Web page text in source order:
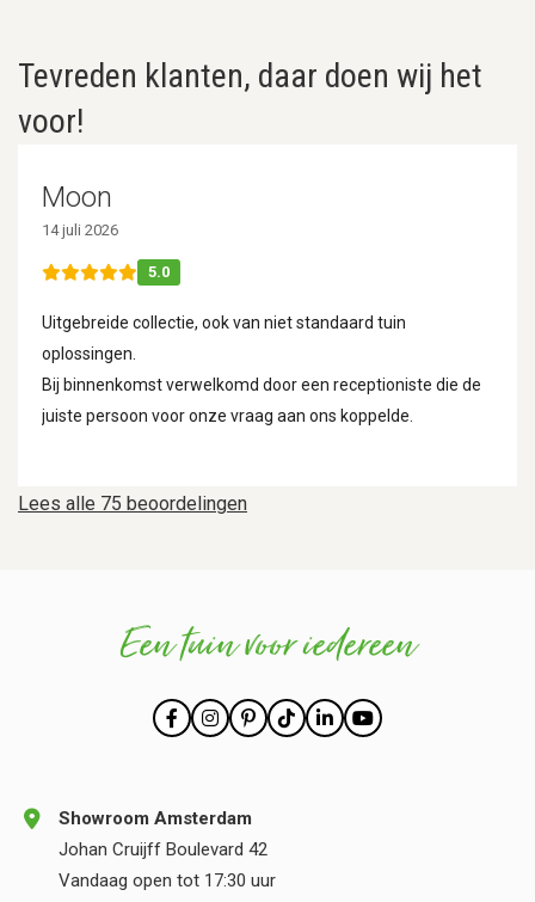
Tevreden klanten, daar doen wij het
voor!
Lees alle 75 beoordelingen
Moon
14 juli 2026
5.0
Uitgebreide collectie, ook van niet standaard tuin
oplossingen.
Bij binnenkomst verwelkomd door een receptioniste die de
juiste persoon voor onze vraag aan ons koppelde.
Een tuin voor iedereen
Showroom Amsterdam
Johan Cruijff Boulevard 42
Vandaag open tot 17:30 uur